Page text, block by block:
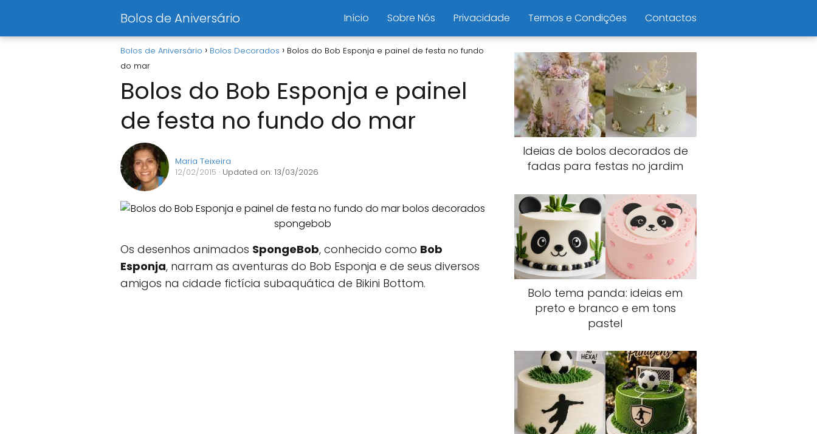
Bolos de Aniversário Início Sobre Nós Privacidade Termos e Condições Contactos
Bolos de Aniversário Bolos Decorados
Bolos do Bob Esponja e painel de festa no fundo
do mar
Bolos do Bob Esponja e painel
de festa no fundo do mar
Maria Teixeira
12/02/2015 · Updated on: 13/03/2026
Os desenhos animados SpongeBob, conhecido como Bob
Esponja, narram as aventuras do Bob Esponja e de seus diversos
amigos na cidade fictícia subaquática de Bikini Bottom.
Ideias de bolos decorados de
fadas para festas no jardim
Bolo tema panda: ideias em
preto e branco e em tons
pastel